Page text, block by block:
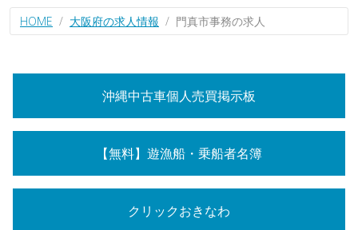
HOME 大阪府の求人情報 門真市事務の求人
沖縄中古車個人売買掲示板
【無料】遊漁船・乗船者名簿
クリックおきなわ